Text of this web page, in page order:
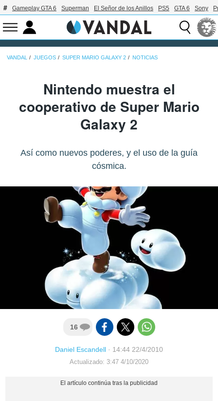
Gameplay GTA 6 Superman El Señor de los Anillos PS5 GTA 6 Sony
VANDAL JUEGOS SUPER MARIO GALAXY 2 NOTICIAS
Nintendo muestra el
cooperativo de Super Mario
Galaxy 2
Así como nuevos poderes, y el uso de la guía
cósmica.
16
Daniel Escandell · 14:44 22/4/2010
Actualizado: 3:47 4/10/2020